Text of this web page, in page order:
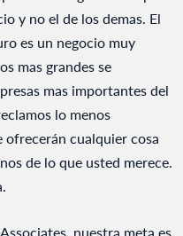
y no el de los demas. El
es un negocio muy
mas grandes se
mas importantes del
lo menos
ofrecerán cualquier cosa
de lo que usted merece.